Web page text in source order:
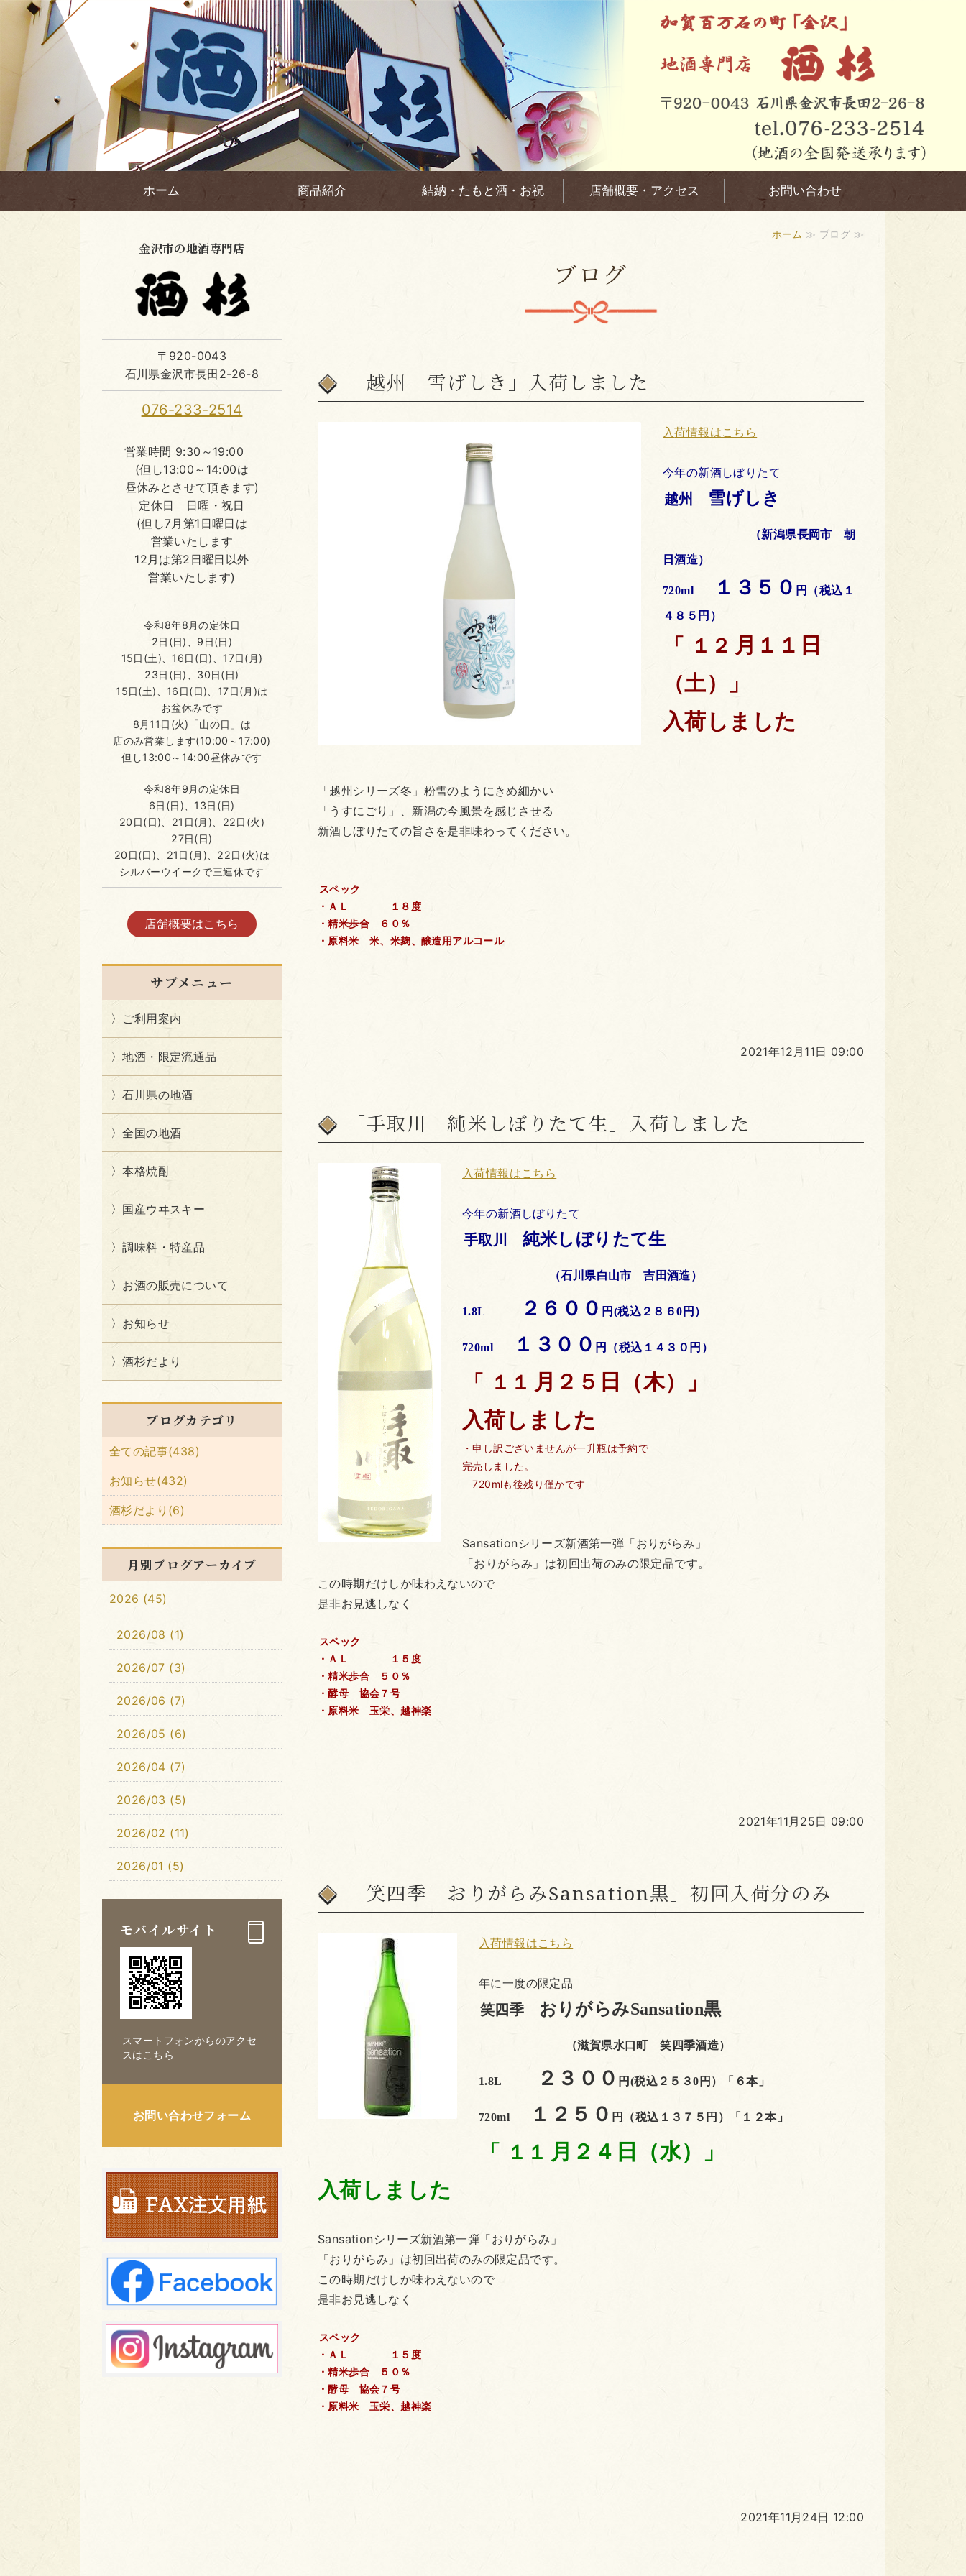
ホーム 商品紹介 結納・たもと酒・お祝 店舗概要・アクセス お問い合わせ
ホーム ≫ ブログ ≫
ブログ
「越州 雪げしき」入荷しました
入荷情報はこちら
今年の新酒しぼりたて
越州 雪げしき
（新潟県長岡市 朝
日酒造）
720ml １３５０ 円（税込１
４８５円）
「 １２ 月１１日
（土）」
入荷しました
「越州シリーズ冬」粉雪のようにきめ細かい
「うすにごり」、新潟の今風景を感じさせる
新酒しぼりたての旨さを是非味わってください。
スペック
・ＡＬ １８度
・精米歩合 ６０％
・原料米 米、米麹、醸造用アルコール
2021年12月11日 09:00
「手取川 純米しぼりたて生」入荷しました
入荷情報はこちら
今年の新酒しぼりたて
手取川 純米しぼりたて生
（石川県白山市 吉田酒造）
1.8L ２６００ 円(税込２８６0円）
720ml １３００ 円（税込１４３０円）
「 １１ 月２５日（木）」
入荷しました
・申し訳ございませんが一升瓶は予約で
完売しました。
720mlも後残り僅かです
Sansationシリーズ新酒第一弾「おりがらみ」
「おりがらみ」は初回出荷のみの限定品です。
この時期だけしか味わえないので
是非お見逃しなく
スペック
・ＡＬ １５度
・精米歩合 ５０％
・酵母 協会７号
・原料米 玉栄、越神楽
2021年11月25日 09:00
「笑四季 おりがらみSansation黒」初回入荷分のみ
入荷情報はこちら
年に一度の限定品
笑四季 おりがらみSansation黒
（滋賀県水口町 笑四季酒造）
1.8L ２３００ 円(税込２５３0円）「６本」
720ml １２５０ 円（税込１３７５円）「１２本」
「 １１ 月２４日（水）」
入荷しました
Sansationシリーズ新酒第一弾「おりがらみ」
「おりがらみ」は初回出荷のみの限定品です。
この時期だけしか味わえないので
是非お見逃しなく
スペック
・ＡＬ １５度
・精米歩合 ５０％
・酵母 協会７号
・原料米 玉栄、越神楽
2021年11月24日 12:00
金沢市の地酒専門店
〒920-0043
石川県金沢市長田2-26-8
076-233-2514
営業時間 9:30～19:00
(但し13:00～14:00は
昼休みとさせて頂きます)
定休日 日曜・祝日
(但し7月第1日曜日は
営業いたします
12月は第2日曜日以外
営業いたします)
令和8年8月の定休日
2日(日)、9日(日)
15日(土)、16日(日)、17日(月)
23日(日)、30日(日)
15日(土)、16日(日)、17日(月)は
お盆休みです
8月11日(火)「山の日」は
店のみ営業します(10:00～17:00)
但し13:00～14:00昼休みです
令和8年9月の定休日
6日(日)、13日(日)
20日(日)、21日(月)、22日(火)
27日(日)
20日(日)、21日(月)、22日(火)は
シルバーウイークで三連休です
店舗概要はこちら
サブメニュー
ご利用案内
地酒・限定流通品
石川県の地酒
全国の地酒
本格焼酎
国産ウヰスキー
調味料・特産品
お酒の販売について
お知らせ
酒杉だより
ブログカテゴリ
全ての記事(438)
お知らせ(432)
酒杉だより(6)
月別ブログアーカイブ
2026 (45)
2026/08 (1)
2026/07 (3)
2026/06 (7)
2026/05 (6)
2026/04 (7)
2026/03 (5)
2026/02 (11)
2026/01 (5)
モバイルサイト
スマートフォンからのアクセ
スはこちら
お問い合わせフォーム